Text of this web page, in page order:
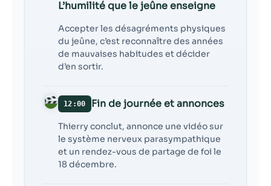
L’humilité que le jeûne enseigne
Accepter les désagréments physiques
du jeûne, c’est reconnaître des années
de mauvaises habitudes et décider
d’en sortir.
12:00 Fin de journée et annonces
Thierry conclut, annonce une vidéo sur
le système nerveux parasympathique
et un rendez-vous de partage de foi le
18 décembre.